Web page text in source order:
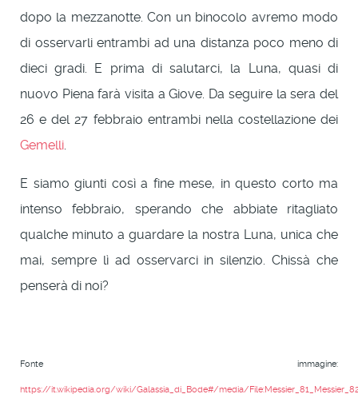
dopo la mezzanotte. Con un binocolo avremo modo
di osservarli entrambi ad una distanza poco meno di
dieci gradi. E prima di salutarci, la Luna, quasi di
nuovo Piena farà visita a Giove. Da seguire la sera del
26 e del 27 febbraio entrambi nella costellazione dei
Gemelli.
E siamo giunti così a fine mese, in questo corto ma
intenso febbraio, sperando che abbiate ritagliato
qualche minuto a guardare la nostra Luna, unica che
mai, sempre lì ad osservarci in silenzio. Chissà che
penserà di noi?
Fonte immagine:
https://it.wikipedia.org/wiki/Galassia_di_Bode#/media/